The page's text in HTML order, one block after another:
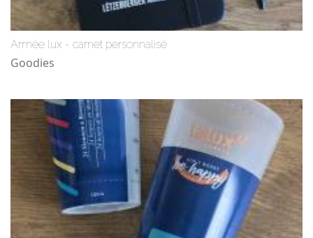
Armée lux - carnet personnalisé
Goodies